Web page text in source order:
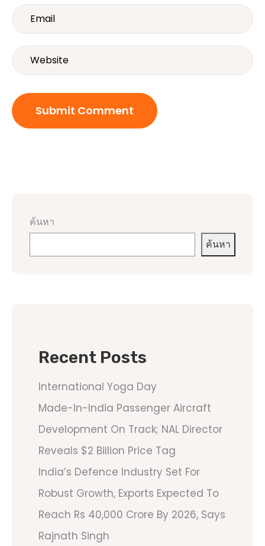
ค้นหา
ค้นหา
Recent Posts
International Yoga Day
Made-In-India Passenger Aircraft
Development On Track; NAL Director
Reveals $2 Billion Price Tag
India’s Defence Industry Set For
Robust Growth, Exports Expected To
Reach Rs 40,000 Crore By 2026, Says
Rajnath Singh